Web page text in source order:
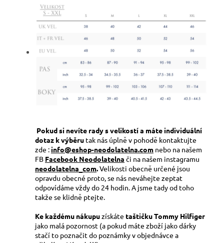
Pokud si nevíte rady s velikostí a máte individuální
dotaz k výběru tak nás úplně v pohodě kontaktujte
zde : info@eshop-neodolatelna.com nebo na našem
FB Facebook Neodolatelna či na našem instagramu
neodolatelna_com.Velikosti obecně určené jsou
opravdu obecné proto, se nás neváhejte zeptat
odpovídáme vždy do 24 hodin. A jsme tady od toho
takže se klidně ptejte.
Ke každému nákupuzískáte taštičku Tommy Hilfiger
jako malá pozornost (a pokud máte zboží jako dárky
stačí to poznačit do poznámky v objednávce a